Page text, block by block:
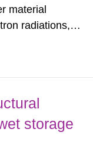
material
radiations,
storage